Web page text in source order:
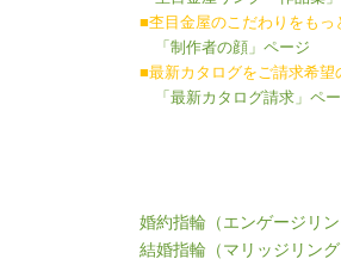
■杢目金屋のこだわりをもっ
「制作者の顔」ページ
■最新カタログをご請求希望
「最新カタログ請求」ペ
婚約指輪（エンゲージリ
結婚指輪（マリッジリン